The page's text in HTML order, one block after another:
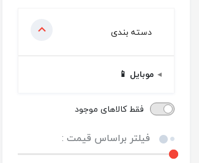
دسته بندی
موبایل 📱
فقط کالاهای موجود
فیلتر براساس قیمت :